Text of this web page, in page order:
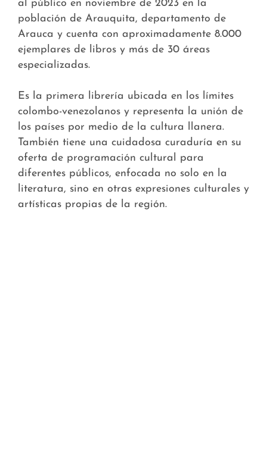
al público en noviembre de 2023 en la
población de Arauquita, departamento de
Arauca y cuenta con aproximadamente 8.000
ejemplares de libros y más de 30 áreas
especializadas.
Es la primera librería ubicada en los límites
colombo-venezolanos y representa la unión de
los países por medio de la cultura llanera.
También tiene una cuidadosa curaduría en su
oferta de programación cultural para
diferentes públicos, enfocada no solo en la
literatura, sino en otras expresiones culturales y
artísticas propias de la región.